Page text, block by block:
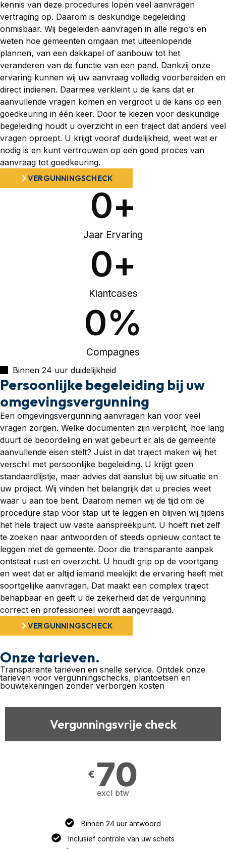
kennis van deze procedures lopen veel aanvragen
vertraging op. Daarom is deskundige begeleiding
onmisbaar. Wij begeleiden aanvragen in alle regio’s en
weten hoe gemeenten omgaan met uiteenlopende
plannen, van een dakkapel of aanbouw tot het
veranderen van de functie van een pand. Dankzij onze
ervaring kunnen wij uw aanvraag volledig voorbereiden en
direct indienen. Daarmee verkleint u de kans dat er
aanvullende vragen komen en vergroot u de kans op een
goedkeuring in één keer. Door te kiezen voor deskundige
begeleiding houdt u overzicht in een traject dat anders veel
vragen oproept. U krijgt vooraf duidelijkheid, weet wat er
nodig is en kunt vertrouwen op een goed proces van
aanvraag tot goedkeuring.
VERGUNNINGSCHECK
Jaar Ervaring
0+
Klantcases
0+
Compagnes
0%
Binnen 24 uur duidelijkheid
Persoonlijke begeleiding bij uw
omgevingsvergunning
Een omgevingsvergunning aanvragen kan voor veel
vragen zorgen. Welke documenten zijn verplicht, hoe lang
duurt de beoordeling en wat gebeurt er als de gemeente
aanvullende eisen stelt? Juist in dat traject maken wij het
verschil met persoonlijke begeleiding. U krijgt geen
standaardlijstje, maar advies dat aansluit bij uw situatie en
uw project. Wij vinden het belangrijk dat u precies weet
waar u aan toe bent. Daarom nemen wij de tijd om de
procedure stap voor stap uit te leggen en blijven wij tijdens
het hele traject uw vaste aanspreekpunt. U hoeft niet zelf
te zoeken naar antwoorden of steeds opnieuw contact te
leggen met de gemeente. Door die transparante aanpak
ontstaat rust en overzicht. U houdt grip op de voortgang
en weet dat er altijd iemand meekijkt die ervaring heeft met
soortgelijke aanvragen. Dat maakt een complex traject
behapbaar en geeft u de zekerheid dat de vergunning
correct en professioneel wordt aangevraagd.
VERGUNNINGSCHECK
Onze tarieven.
Transparante tarieven en snelle service. Ontdek onze
tarieven voor vergunningschecks, plantoetsen en
bouwtekeningen zonder verborgen kosten
Vergunningsvrije check
€ 70
excl btw
Binnen 24 uur antwoord
Inclusief controle van uw schets